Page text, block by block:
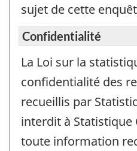
sujet de cette
Confidentialité
La Loi sur la
confidentialité des
recueillis par
interdit à Statistique
toute information